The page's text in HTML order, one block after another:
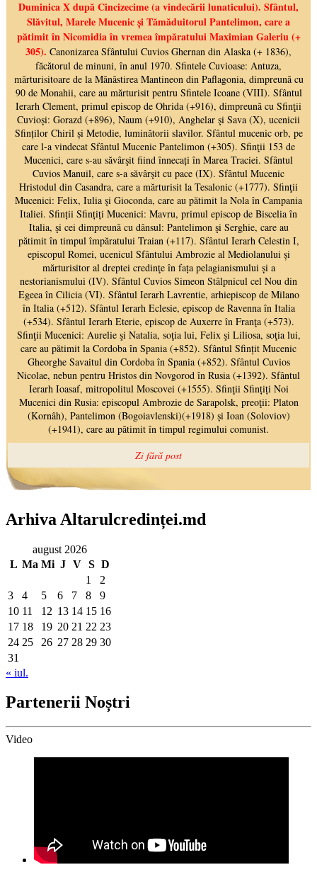
Arhiva Altarulcredinței.md
august 2026
L Ma Mi J V S D
1
2
3
4 5 6 7 8
9
10 11 12 13 14 15 16
17 18 19 20 21 22 23
24 25 26 27 28 29 30
31
« iul.
Partenerii Noștri
Video